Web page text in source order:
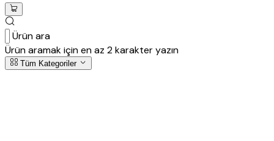
Ürün ara
Ürün aramak için en az 2 karakter yazın
Tüm Kategoriler